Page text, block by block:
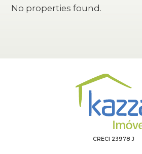
No properties found.
CRECI 23978 J